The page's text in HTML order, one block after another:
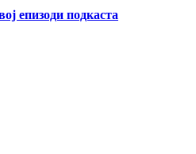
епизоди подкаста